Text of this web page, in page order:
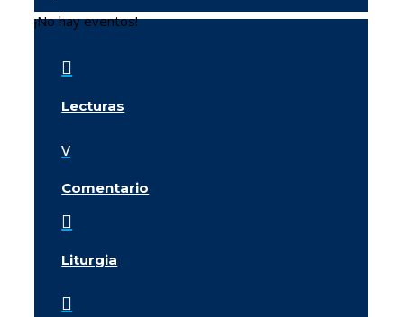
¡No hay eventos!

Lecturas
v
Comentario

Liturgia
